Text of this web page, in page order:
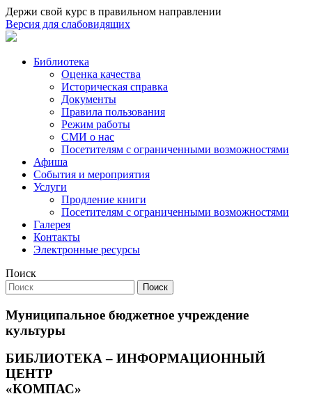
Держи свой курс в правильном направлении
Версия для слабовидящих
Библиотека
Оценка качества
Историческая справка
Документы
Правила пользования
Режим работы
СМИ о нас
Посетителям с ограниченными возможностями
Афиша
События и мероприятия
Услуги
Продление книги
Посетителям с ограниченными возможностями
Галерея
Контакты
Электронные ресурсы
Поиск
Поиск
Муниципальное бюджетное учреждение
культуры
БИБЛИОТЕКА – ИНФОРМАЦИОННЫЙ
ЦЕНТР
«КОМПАС»